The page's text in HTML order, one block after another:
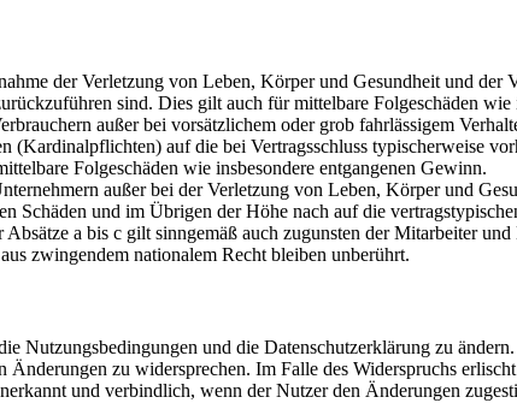
der Verletzung von Leben, Körper und Gesundheit und
sind. Dies gilt auch für mittelbare Folgeschäden
außer bei vorsätzlichem oder grob fahrlässigem
(Kardinalpflichten) auf die bei Vertragsschluss typischerweise
Folgeschäden wie insbesondere entgangenen Gewinn.
außer bei der Verletzung von Leben, Körper und
Schäden und im Übrigen der Höhe nach auf die
a bis c gilt sinngemäß auch zugunsten der Mitarbeiter
zwingendem nationalem Recht bleiben unberührt.
Nutzungsbedingungen und die Datenschutzerklärung zu
Änderungen zu widersprechen. Im Falle des Widerspruchs
und verbindlich, wenn der Nutzer den Änderungen